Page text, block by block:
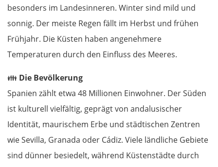
besonders im Landesinneren. Winter sind mild und
sonnig. Der meiste Regen fällt im Herbst und frühen
Frühjahr. Die Küsten haben angenehmere
Temperaturen durch den Einfluss des Meeres.
👪 Die Bevölkerung
Spanien zählt etwa 48 Millionen Einwohner. Der Süden
ist kulturell vielfältig, geprägt von andalusischer
Identität, maurischem Erbe und städtischen Zentren
wie Sevilla, Granada oder Cádiz. Viele ländliche Gebiete
sind dünner besiedelt, während Küstenstädte durch
Ukmergė
Vilnius
Alytus
Polen
Ełk